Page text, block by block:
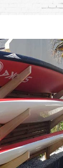
ACTUALITÉS